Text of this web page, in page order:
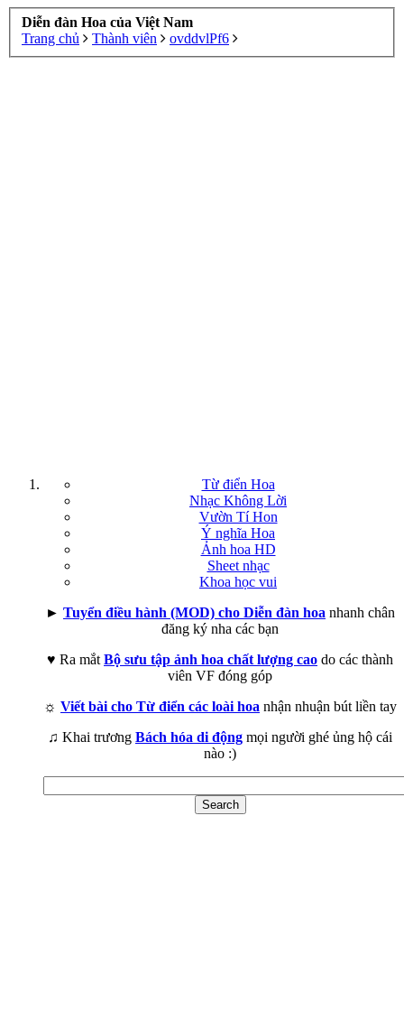
Diễn đàn Hoa của Việt Nam
Trang chủ
Thành viên ovddvlPf6
Từ điển Hoa
Nhạc Không Lời
Vườn Tí Hon
Ý nghĩa Hoa
Ảnh hoa HD
Sheet nhạc
Khoa học vui
► Tuyển điều hành (MOD) cho Diễn đàn hoa nhanh chân
đăng ký nha các bạn
♥ Ra mắt Bộ sưu tập ảnh hoa chất lượng cao do các thành
viên VF đóng góp
☼ Viết bài cho Từ điển các loài hoa nhận nhuận bút liền tay
♫ Khai trương Bách hóa di động mọi người ghé ủng hộ cái
nào :)